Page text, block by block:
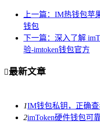
上一篇：IM热钱包苹
钱包
下一篇：深入了解
验-imtoken钱包官方
最新文章
1IM钱包私钥，正确
2imToken硬件钱包可